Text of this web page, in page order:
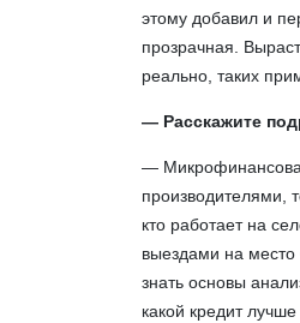
этому добавил и
прозрачная.
реально, таких
— Расскажите
—
производителями,
кто работает на
выездами на место
знать основы
какой кредит